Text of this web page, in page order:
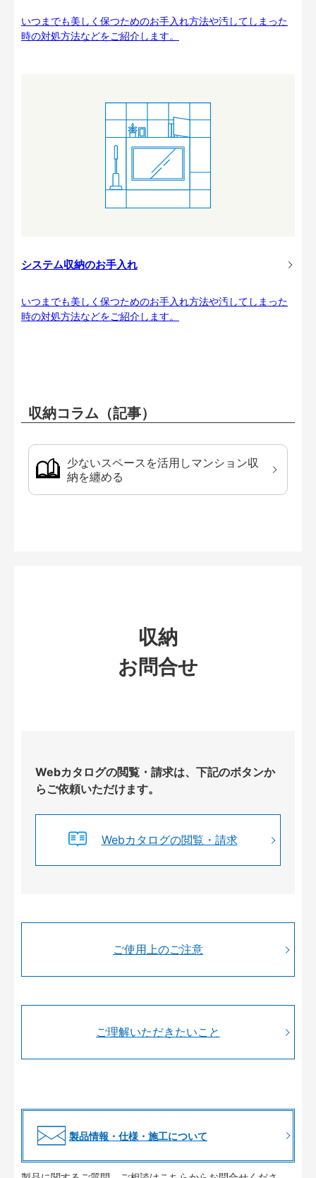
いつまでも美しく保つためのお手入れ方法や汚してしまった
時の対処方法などをご紹介します。
システム収納のお手入れ
いつまでも美しく保つためのお手入れ方法や汚してしまった
時の対処方法などをご紹介します。
収納コラム（記事）
少ないスペースを活用しマンション収
納を纏める
収納
お問合せ
Webカタログの閲覧・請求は、下記のボタンか
らご依頼いただけます。
Webカタログの閲覧・請求
ご使用上のご注意
ご理解いただきたいこと
製品情報・仕様・施工について